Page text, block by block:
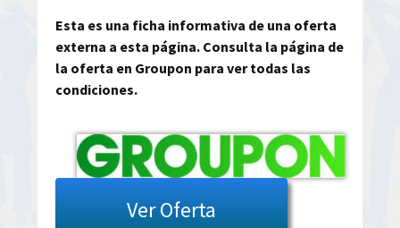
Esta es una ficha informativa de una oferta
externa a esta página. Consulta la página de
la oferta en Groupon para ver todas las
condiciones.
Ver Oferta